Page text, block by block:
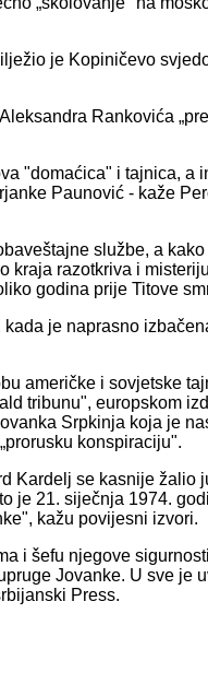
je Kopiničevo
Rankovića
"domaćica" i tajnica, a
Paunović - kaže
službe, a
kraja razotkriva i
godina prije Titove
je naprasno
američke i sovjetske
tribunu", europskom
Srpkinja koja je
konspiraciju".
Kardelj se kasnije žalio
je 21. siječnja 1974.
kažu povijesni izvori.
i šefu njegove
Jovanke. U sve je
Press.